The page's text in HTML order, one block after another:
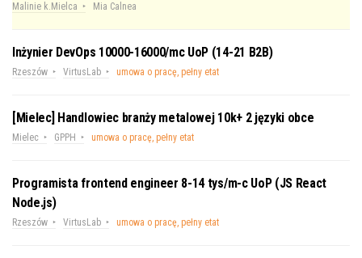
Malinie k.Mielca Mia Calnea
Inżynier DevOps 10000-16000/mc UoP (14-21 B2B)
Rzeszów VirtusLab umowa o pracę, pełny etat
[Mielec] Handlowiec branży metalowej 10k+ 2 języki obce
Mielec GPPH umowa o pracę, pełny etat
Programista frontend engineer 8-14 tys/m-c UoP (JS React
Node.js)
Rzeszów VirtusLab umowa o pracę, pełny etat